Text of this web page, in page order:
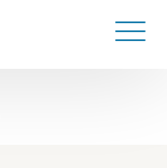
Ouvrir/